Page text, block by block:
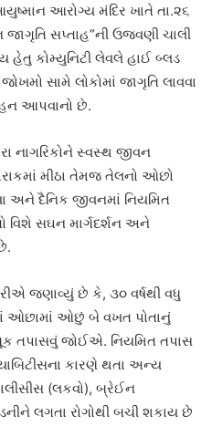
આરોગ્ય મંદિર ખાતે તા.૨૬
જાગૃતિ સપ્તાહ”ની ઉજવણી ચાલી
કોમ્યુનિટી લેવલે હાઈ બ્લડ
સામે લોકોમાં જાગૃતિ લાવવા
આપવાનો છે.
નાગરિકોને સ્વસ્થ જીવન
મીઠા તેમજ તેલનો ઓછો
અને દૈનિક જીવનમાં નિયમિત
વિશે સઘન માર્ગદર્શન અને
જણાવ્યું છે કે, ૩૦ વર્ષથી વધુ
ઓછામાં ઓછું બે વખત પોતાનું
તપાસવું જોઈએ. નિયમિત તપાસ
કારણે થતા અન્ય
(લકવો), બ્રેઈન
લગતા રોગોથી બચી શકાય છે